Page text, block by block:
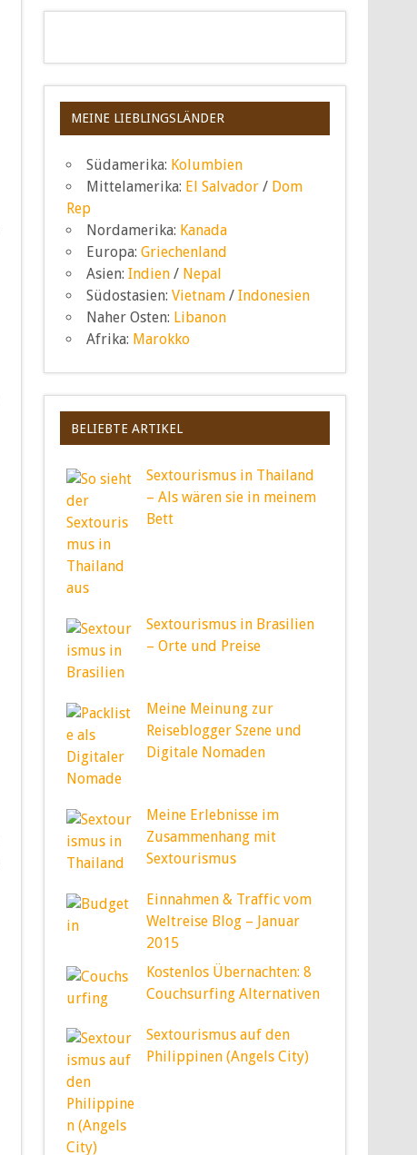
MEINE LIEBLINGSLÄNDER
Südamerika: Kolumbien
Mittelamerika: El Salvador / Dom
Rep
Nordamerika: Kanada
Europa:Griechenland
Asien:Indien / Nepal
Südostasien:Vietnam /Indonesien
Naher Osten: Libanon
Afrika: Marokko
BELIEBTE ARTIKEL
Sextourismus in Thailand
– Als wären sie in meinem
Bett
Sextourismus in Brasilien
– Orte und Preise
Meine Meinung zur
Reiseblogger Szene und
Digitale Nomaden
Meine Erlebnisse im
Zusammenhang mit
Sextourismus
Einnahmen & Traffic vom
Weltreise Blog – Januar
2015
Kostenlos Übernachten: 8
Couchsurfing Alternativen
Sextourismus auf den
Philippinen (Angels City)